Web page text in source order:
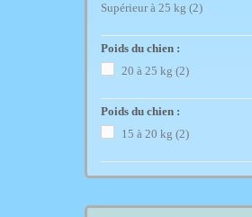
Supérieur à 25 kg (2)
Poids du chien :
20 à 25 kg (2)
Poids du chien :
15 à 20 kg (2)